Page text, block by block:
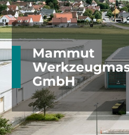
Mammut
GmbH